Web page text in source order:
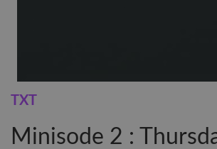
TXT
Minisode 2 :